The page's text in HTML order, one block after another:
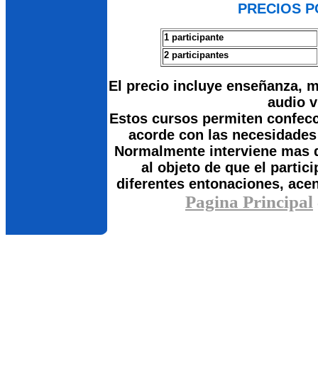
PRECIOS
1 participante
2 participantes
El precio incluye enseñanza,
audio
Estos cursos permiten
acorde con las
Normalmente interviene mas
al objeto de que el
diferentes entonaciones,
Pagina Principal